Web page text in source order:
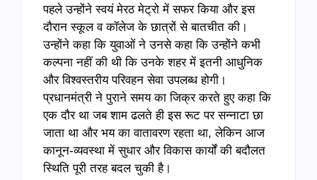
पहले उन्होंने स्वयं मेरठ मेट्रो में सफर किया और इस
दौरान स्कूल व कॉलेज के छात्रों से बातचीत की।
उन्होंने कहा कि युवाओं ने उनसे कहा कि उन्होंने कभी
कल्पना नहीं की थी कि उनके शहर में इतनी आधुनिक
और विश्वस्तरीय परिवहन सेवा उपलब्ध होगी।
प्रधानमंत्री ने पुराने समय का जिक्र करते हुए कहा कि
एक दौर था जब शाम ढलते ही इस रूट पर सन्नाटा छा
जाता था और भय का वातावरण रहता था, लेकिन आज
कानून-व्यवस्था में सुधार और विकास कार्यों की बदौलत
स्थिति पूरी तरह बदल चुकी है।